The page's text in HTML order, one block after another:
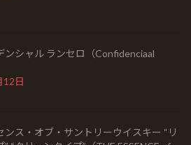
ンシャル ランセロ（Confidenciaal
12日
ンス・オブ・サントリーウイスキー “リ
日
日